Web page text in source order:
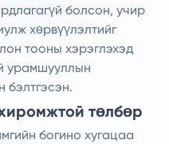
болсон, учир
хөрвүүлэлтийг
тооны хэрэглэхэд
урамшууллын
бэлтгэсэн.
төлбөр
богино хугацаа